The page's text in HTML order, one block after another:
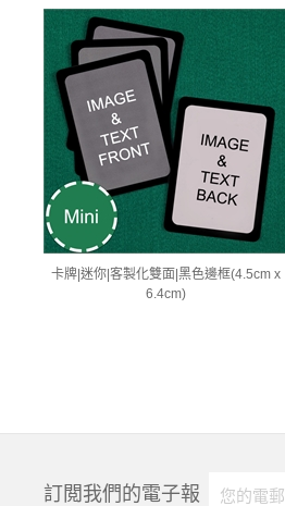
卡牌|迷你|客製化雙面|黑色邊框(4.5cm x
6.4cm)
訂閲我們的電子報